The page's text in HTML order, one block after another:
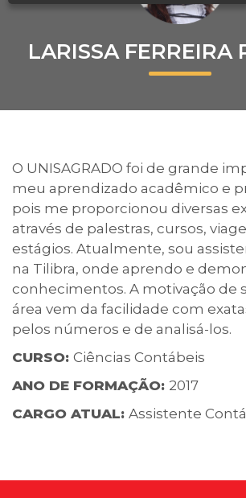
Reingresso
Prouni
Contatos
Calendário
UATI
LARISSA FERREIRA
O UNISAGRADO foi de grande
meu aprendizado acadêmico e
pois me proporcionou diversas
através de palestras, cursos,
estágios. Atualmente, sou
na Tilibra, onde aprendo e
conhecimentos. A motivação de
área vem da facilidade com
pelos números e de analisá-los.
CURSO: Ciências Contábeis
ANO DE FORMAÇÃO: 2017
CARGO ATUAL: Assistente